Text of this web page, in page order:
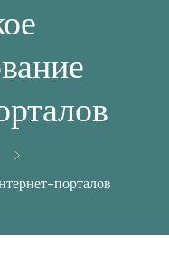
порталов